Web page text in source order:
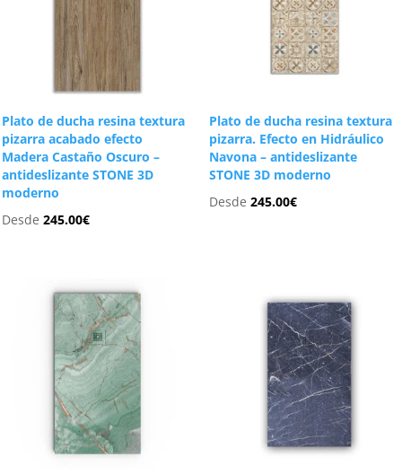
Plato de ducha resina textura
pizarra acabado efecto
Madera Castaño Oscuro –
antideslizante STONE 3D
moderno
Desde245.00€
Plato de ducha resina textura
pizarra. Efecto en Hidráulico
Navona – antideslizante
STONE 3D moderno
Desde 245.00€